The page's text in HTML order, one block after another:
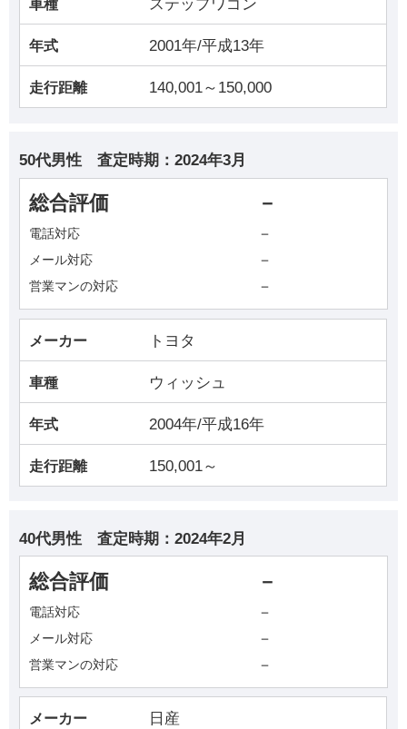
車種 ステップワゴン
年式 2001年/平成13年
走行距離 140,001～150,000
50代男性 査定時期： 2024年3月
総合評価 －
電話対応 －
メール対応 －
営業マンの対応 －
メーカー トヨタ
車種 ウィッシュ
年式 2004年/平成16年
走行距離 150,001～
40代男性 査定時期： 2024年2月
総合評価 －
電話対応 －
メール対応 －
営業マンの対応 －
メーカー 日産